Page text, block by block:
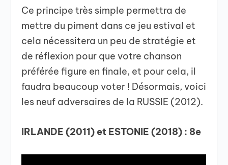
Ce principe très simple permettra de
mettre du piment dans ce jeu estival et
cela nécessitera un peu de stratégie et
de réflexion pour que votre chanson
préférée figure en finale, et pour cela, il
faudra beaucoup voter ! Désormais, voici
les neuf adversaires de la RUSSIE (2012).
IRLANDE (2011) et ESTONIE (2018) : 8e